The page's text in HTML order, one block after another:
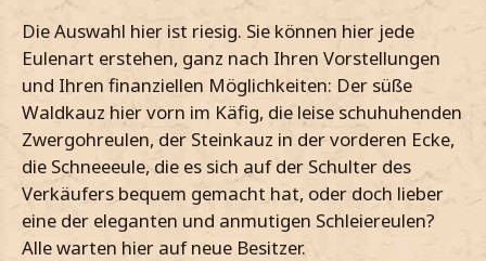
Die Auswahl hier ist riesig. Sie können hier jede
Eulenart erstehen, ganz nach Ihren Vorstellungen
und Ihren finanziellen Möglichkeiten: Der süße
Waldkauz hier vorn im Käfig, die leise schuhuhenden
Zwergohreulen, der Steinkauz in der vorderen Ecke,
die Schneeeule, die es sich auf der Schulter des
Verkäufers bequem gemacht hat, oder doch lieber
eine der eleganten und anmutigen Schleiereulen?
Alle warten hier auf neue Besitzer.